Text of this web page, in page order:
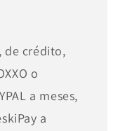
de crédito,
o
a meses,
a